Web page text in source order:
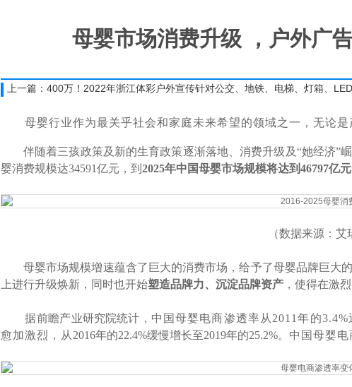
母婴市场消费升级 ，户外广
上一篇：400万！2022年浙江体彩户外宣传针对公交、地铁、电梯、灯箱、
母婴行业作为最关乎社会和家庭未来希望的领域之一，无论是
伴随着三孩政策及新的生育政策逐渐落地、消费升级及“她经济”
婴消费规模达34591亿元，到 2025年中国母婴市场规模将达到46797亿元
（数据来源：艾
母婴市场规模增速蕴含了巨大的消费市场，给予了母婴品牌巨大
上进行升级焕新，同时也开始塑造品牌力、沉淀品牌资产 ，使得在激
据前瞻产业研究院统计， 中国母婴电商渗透率从2011年的
愈加激烈，从 2016年的22.4%缓慢增长至2019年的25.2%。 中国母婴电